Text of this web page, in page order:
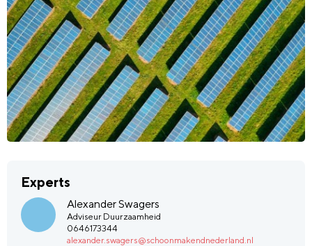
Experts
Alexander Swagers
Adviseur Duurzaamheid
0646173344
alexander.swagers@schoonmakendnederland.nl